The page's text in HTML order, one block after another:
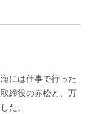
には仕事で行った
締役の赤松と、万
た。